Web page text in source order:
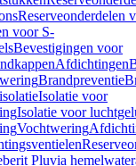
Reserveonderdelen
voor S-
Bevestigingen voor
Afdichtingen
Brandpreventie
Isolatie voor
Isolatie voor
Vochtwering
Pluvia